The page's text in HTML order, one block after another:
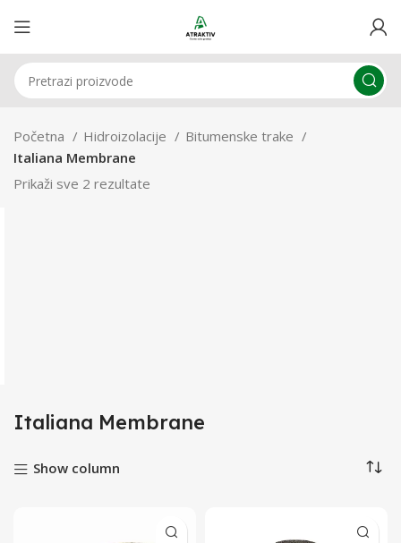
Početna Hidroizolacije
Bitumenske trake
Italiana Membrane
Prikaži sve 2 rezultate
Italiana Membrane
Show column